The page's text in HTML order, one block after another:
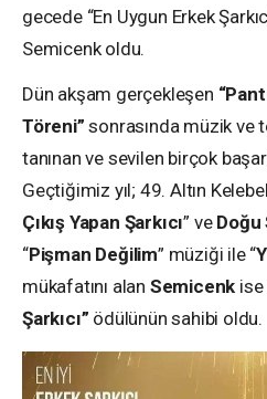
gecede “En Uygun Erkek
Semicenk oldu.
Dün akşam gerçekleşen
Töreni” sonrasında müzik ve
tanınan ve sevilen birçok
Geçtiğimiz yıl; 49. Altın
Çıkış Yapan Şarkıcı” veDoğu
“Pişman Değilim” müziği ile “
mükafatını alan Semicenk ise
Şarkıcı” ödülünün sahibi oldu.